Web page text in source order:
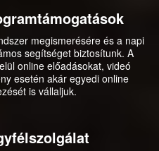
megismerésére és a napi
segítséget biztosítunk. A
online előadásokat, videó
esetén akár egyedi online
is vállaljuk.